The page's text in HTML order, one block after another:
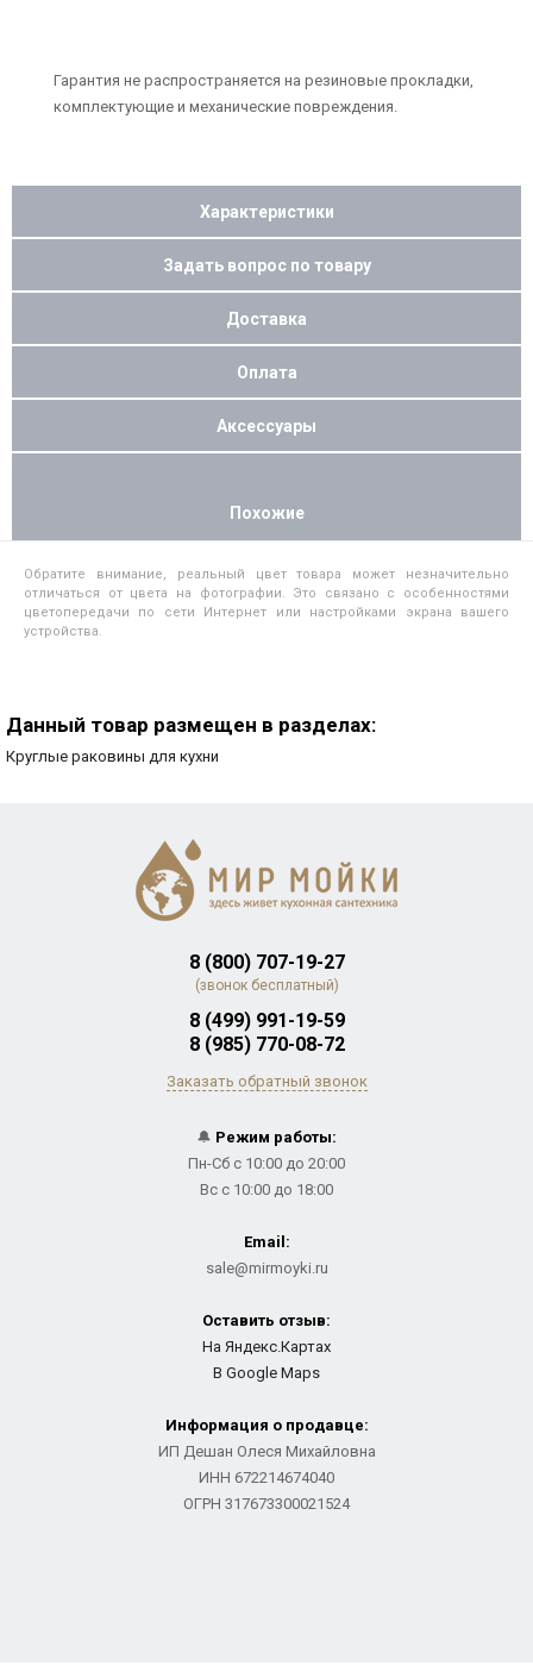
Гарантия не распространяется на резиновые прокладки,
комплектующие и механические повреждения.
Характеристики
Задать вопрос по товару
Доставка
Оплата
Аксессуары
Похожие
Обратите внимание, реальный цвет товара может незначительно
отличаться от цвета на фотографии. Это связано с особенностями
цветопередачи по сети Интернет или настройками экрана вашего
устройства.
Данный товар размещен в разделах:
Круглые раковины для кухни
8 (800) 707-19-27
(звонок бесплатный)
8 (499) 991-19-59
8 (985) 770-08-72
Заказать обратный звонок
🔔 Режим работы:
Пн-Сб с 10:00 до 20:00
Вс с 10:00 до 18:00
Email:
sale@mirmoyki.ru
Оставить отзыв:
На Яндекс.Картах
В Google Maps
Информация о продавце:
ИП Дешан Олеся Михайловна
ИНН 672214674040
ОГРН 317673300021524